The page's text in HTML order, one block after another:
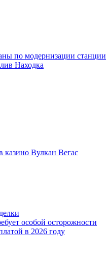
по модернизации станции
Находка
казино Вулкан Вегас
особой осторожности
в 2026 году